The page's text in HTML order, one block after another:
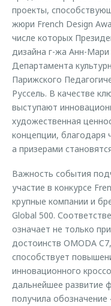
проекты,
жюри French Design
числе которых
дизайна г-жа Анн-
Департамента
Парижского
Руссель. В качестве
выступают
художественная
концепции, благодаря
а призерами
Важность события
участие в конкурсе
крупные компании и
Global 500.
означает не только
достоинств OMODA
способствует
инновационного
дальнейшее развитие
получила